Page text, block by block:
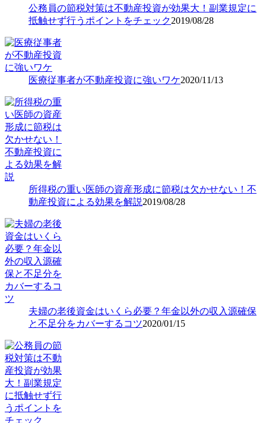
公務員の節税対策は不動産投資が効果大！副業規定に
抵触せず行うポイントをチェック2019/08/28
医療従事者が不動産投資に強いワケ2020/11/13
所得税の重い医師の資産形成に節税は欠かせない！不
動産投資による効果を解説2019/08/28
夫婦の老後資金はいくら必要？年金以外の収入源確保
と不足分をカバーするコツ2020/01/15